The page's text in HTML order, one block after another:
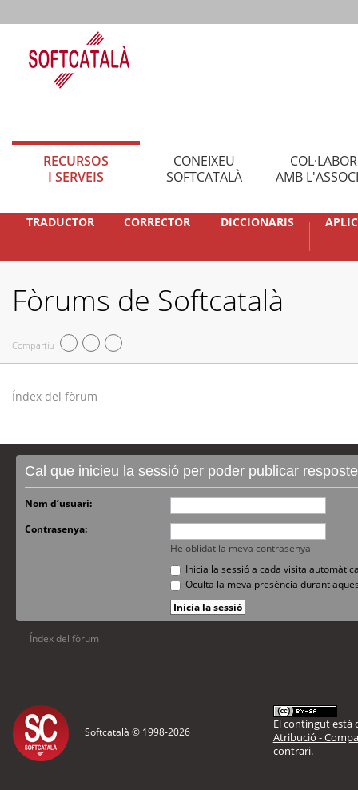
RECURSOS
I SERVEIS
CONEIXEU
SOFTCATALÀ
AMB
TRADUCTOR CORRECTOR DICCIONARIS
Fòrums de Softcatalà
Compartiu
Índex del fòrum
Cal que inicieu la sessió per poder publicar
Nom d’usuari:
Contrasenya:
He oblidat la meva contrasenya
Inicia la sessió a cada visita
Oculta la meva presència durant
Índex del fòrum
Softcatalà © 1998-2026
El contingut està
Atribució -
contrari.